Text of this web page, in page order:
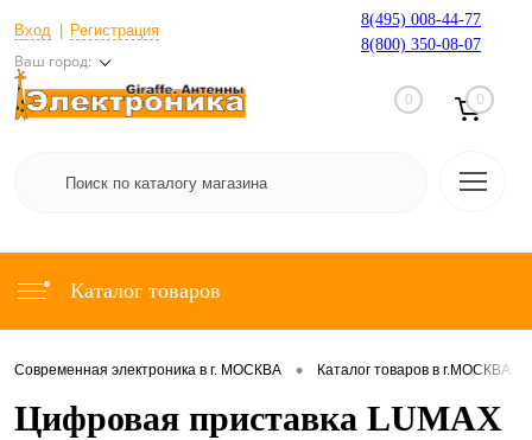
Вход Регистрация
Ваш город:
8(495) 008-44-77
8(800) 350-08-07
0 0
Каталог товаров
Современная электроника в г. МОСКВА • Каталог товаров в г.МОСКВА
Цифровая приставка LUMAX